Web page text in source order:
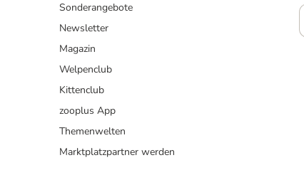
Sonderangebote
Newsletter
Magazin
Welpenclub
Kittenclub
zooplus App
Themenwelten
Marktplatzpartner werden